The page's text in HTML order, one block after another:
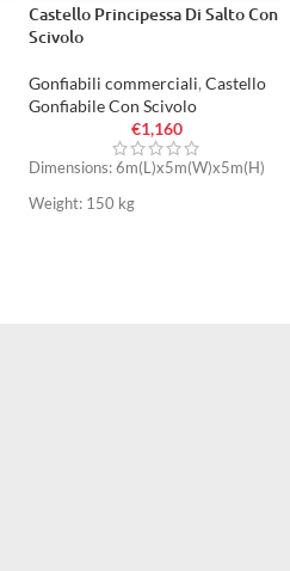
Castello Principessa Di Salto Con
Scivolo
Gonfiabili commerciali, Castello
Gonfiabile Con Scivolo
€1,160
Dimensions: 6m(L)x5m(W)x5m(H)
Weight: 150 kg